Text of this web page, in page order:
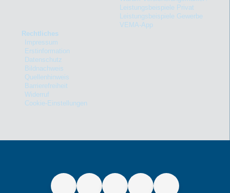
Leistungsbeispiele Privat
Leistungsbeispiele Gewerbe
VEMA-App
Rechtliches
Impressum
Erstinformation
Datenschutz
Bildnachweis
Quellenhinweis
Barrierefreiheit
Widerruf
Cookie-Einstellungen